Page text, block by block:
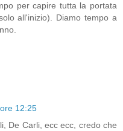
per capire tutta la portata
all'inizio). Diamo tempo a
12:25
De Carli, ecc ecc, credo che